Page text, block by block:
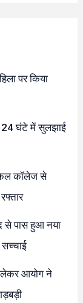
पर किया
24 घंटे में सुलझाई
कॉलेज से
से पास हुआ नया
सच्चाई
लेकर आयोग ने